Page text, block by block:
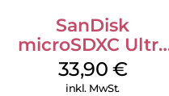
SanDisk
microSDXC Ultra
128 GB + Adapter
Mobile
33,90 €
inkl. MwSt.